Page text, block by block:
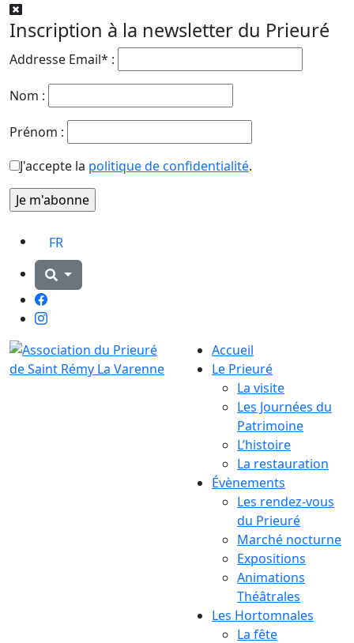
Inscription à la newsletter du Prieuré
Addresse Email* :
Nom :
Prénom :
J'accepte la politique de confidentialité.
FR
Facebook
Instagram
Accueil
Le Prieuré
La visite
Les Journées du
Patrimoine
L’histoire
La restauration
Évènements
Les rendez-vous
du Prieuré
Marché nocturne
Expositions
Animations
Théâtrales
Les Hortomnales
La fête